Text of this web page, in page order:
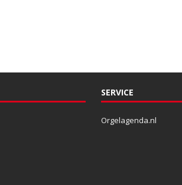
SERVICE
Orgelagenda.nl